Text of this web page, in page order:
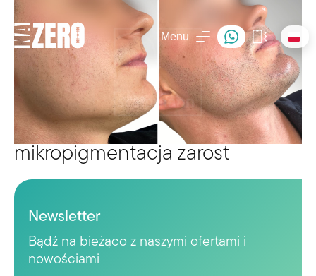
Menu
mikropigmentacja zarost
Newsletter
Bądź na bieżąco z naszymi ofertami i
nowościami